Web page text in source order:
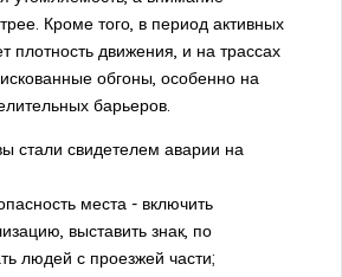
Кроме того, в период активных
плотность движения, и на трассах
обгоны, особенно на
барьеров.
стали свидетелем аварии на
места - включить
выставить знак, по
людей с проезжей части;